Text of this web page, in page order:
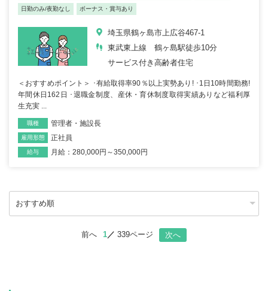
日勤のみ/夜勤なし ボーナス・賞与あり
埼玉県鶴ヶ島市上広谷467-1
東武東上線 鶴ヶ島駅徒歩10分
サービス付き高齢者住宅
＜おすすめポイント＞ ･有給取得率90％以上実勢あり! ･1日10時間勤務!
年間休日162日 ･退職金制度、産休・育休制度取得実績ありなど福利厚
生充実 ...
職種 管理者・施設長
雇用形態 正社員
給与 月給：280,000円～350,000円
前へ 1 339ページ 次へ